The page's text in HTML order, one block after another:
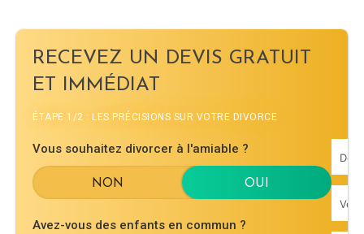
RECEVEZ UN DEVIS GRATUIT
ET IMMÉDIAT
ÉTAPE 1/2 : LES PRÉCISIONS SUR VOTRE DIVORCE
Vous souhaitez divorcer à l'amiable ?
Avez-vous des enfants en commun ?